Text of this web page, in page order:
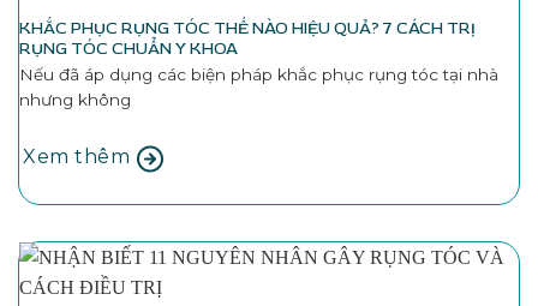
KHẮC PHỤC RỤNG TÓC THẾ NÀO HIỆU QUẢ? 7 CÁCH TRỊ
RỤNG TÓC CHUẨN Y KHOA
Nếu đã áp dụng các biện pháp khắc phục rụng tóc tại nhà
nhưng không
Xem thêm